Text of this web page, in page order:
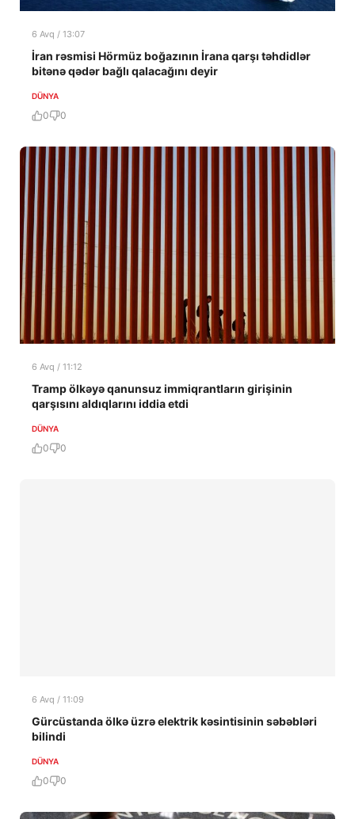
6 Avq / 13:07
İran rəsmisi Hörmüz boğazının İrana qarşı təhdidlər
bitənə qədər bağlı qalacağını deyir
DÜNYA
0 0
6 Avq / 11:12
Tramp ölkəyə qanunsuz immiqrantların girişinin
qarşısını aldıqlarını iddia etdi
DÜNYA
0 0
6 Avq / 11:09
Gürcüstanda ölkə üzrə elektrik kəsintisinin səbəbləri
bilindi
DÜNYA
0 0